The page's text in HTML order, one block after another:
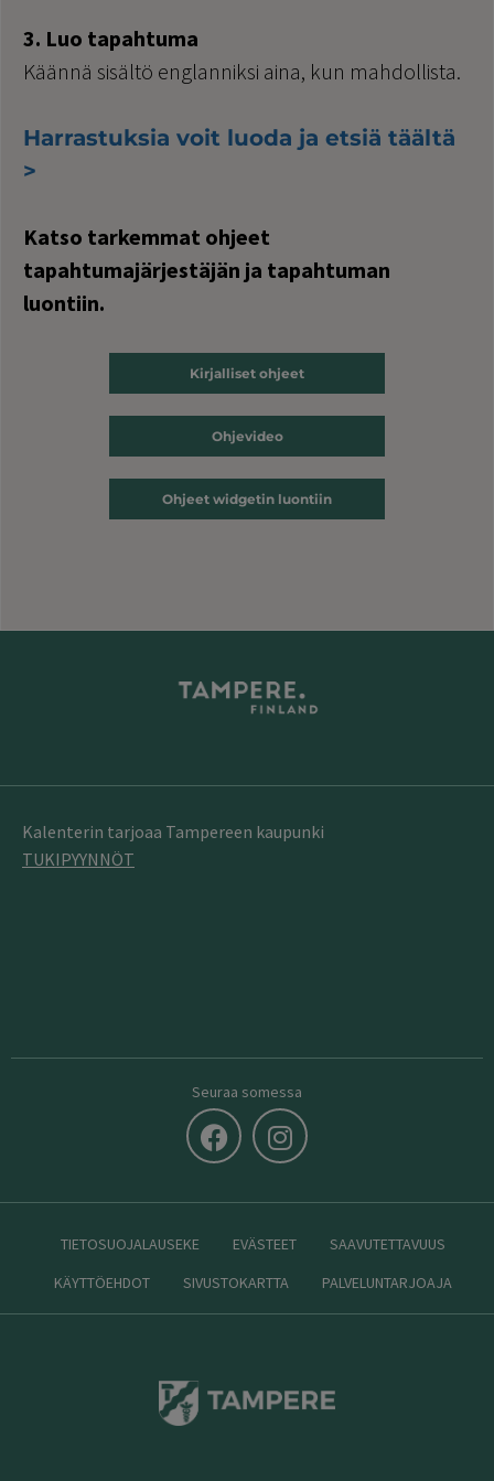
3. Luo tapahtuma
Käännä sisältö englanniksi aina, kun mahdollista.
Harrastuksia voit luoda ja etsiä täältä
>
Katso tarkemmat ohjeet
tapahtumajärjestäjän ja tapahtuman
luontiin.
Kirjalliset ohjeet
Ohjevideo
Ohjeet widgetin luontiin
Kalenterin tarjoaa Tampereen kaupunki
TUKIPYYNNÖT
Seuraa somessa
TIETOSUOJALAUSEKE EVÄSTEET
SAAVUTETTAVUUS
KÄYTTÖEHDOT
SIVUSTOKARTTA PALVELUNTARJOAJA